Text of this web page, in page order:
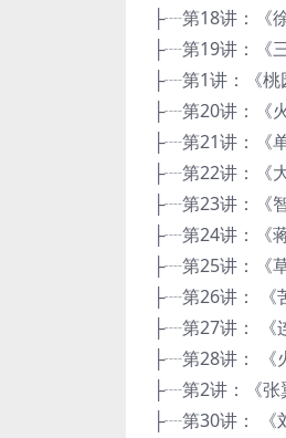
├┈第18讲：《
├┈第19讲：《
├┈第1讲：《
├┈第20讲：《
├┈第21讲：《
├┈第22讲：《
├┈第23讲：《
├┈第24讲：《
├┈第25讲：《
├┈第26讲： 《
├┈第27讲： 《
├┈第28讲： 《
├┈第2讲：《
├┈第30讲： 《